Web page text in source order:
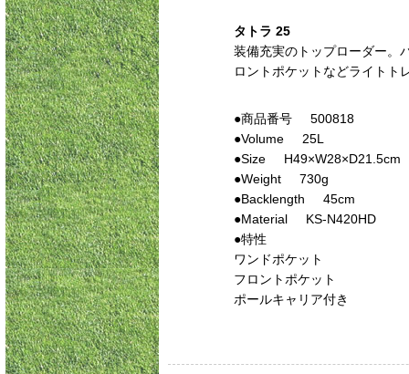
タトラ 25
装備充実のトップローダー。
ロントポケットなどライトト
●商品番号 500818
●Volume 25L
●Size H49×W28×D21.5cm
●Weight 730g
●Backlength 45cm
●Material KS-N420HD
●特性
ワンドポケット
フロントポケット
ポールキャリア付き